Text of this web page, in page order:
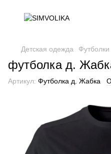
Детская одежда Футболки
футболка д.
Артикул: Футболка д. Жабка